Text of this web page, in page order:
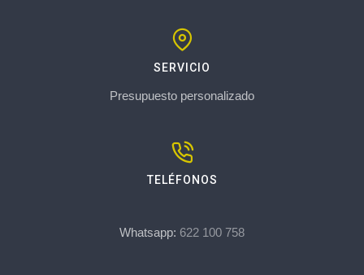
SERVICIO
Presupuesto personalizado
TELÉFONOS
Whatsapp: 622 100 758